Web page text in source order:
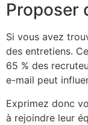
Proposer
Si vous avez
des entretiens.
65 % des
e-mail peut
Exprimez donc
à rejoindre leur